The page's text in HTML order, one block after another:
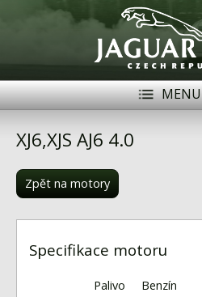
MENU
Modely Jaguar
Naše vozy
XJ6,XJS AJ6 4.0
Zpět na motory
Specifikace motoru
Palivo
Benzín